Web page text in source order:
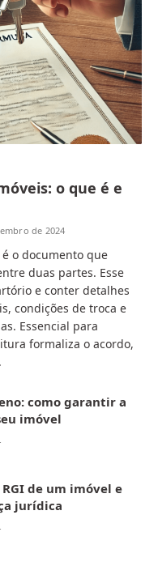
o que é e
de 2024
o documento que
duas partes. Esse
e conter detalhes
condições de troca e
Essencial para
formaliza o acordo,
como garantir a
imóvel
de um imóvel e
jurídica